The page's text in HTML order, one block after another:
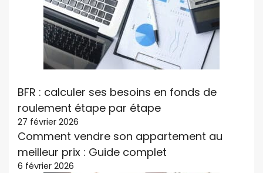
BFR : calculer ses besoins en fonds de
roulement étape par étape
27 février 2026
Comment vendre son appartement au
meilleur prix : Guide complet
6 février 2026